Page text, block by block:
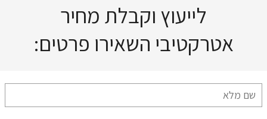
לייעוץ וקבלת מחיר
אטרקטיבי השאירו פרטים: